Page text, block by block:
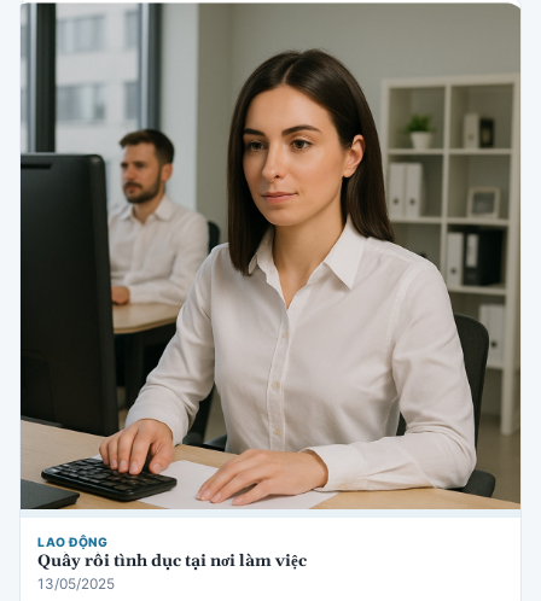
LAO ĐỘNG
Quấy rối tình dục tại nơi làm việc
13/05/2025